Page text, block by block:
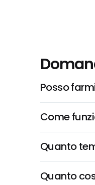
Posso
Come
Quanto
Quanto